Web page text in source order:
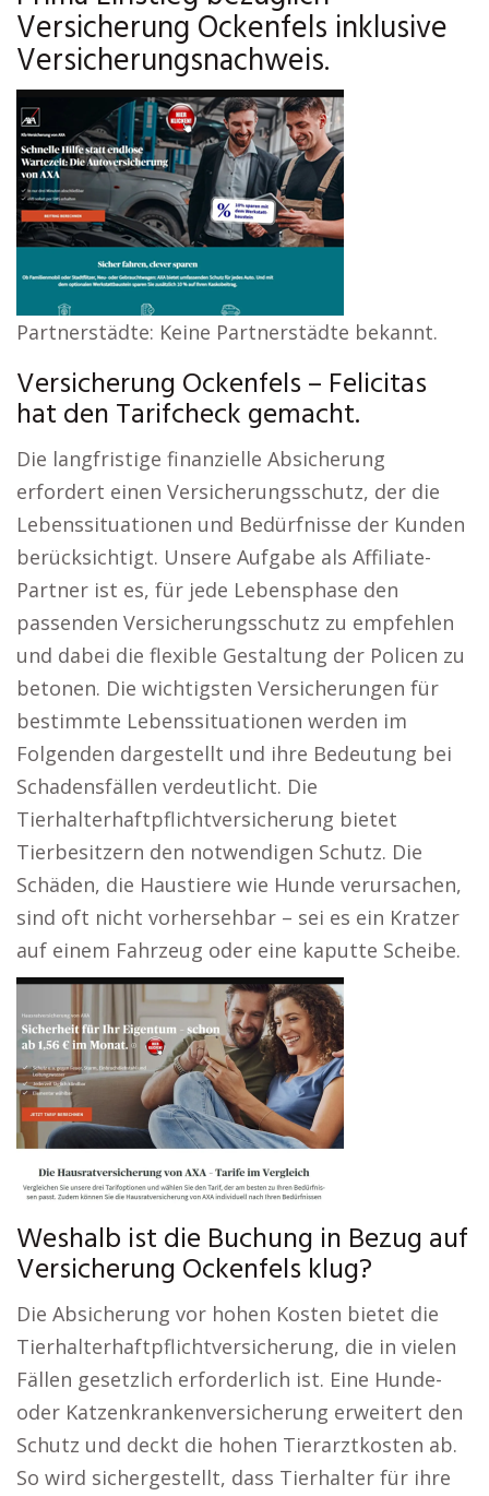
Versicherung Ockenfels inklusive
Versicherungsnachweis.
Partnerstädte: Keine Partnerstädte bekannt.
Versicherung Ockenfels – Felicitas
hat den Tarifcheck gemacht.
Die langfristige finanzielle Absicherung
erfordert einen Versicherungsschutz, der die
Lebenssituationen und Bedürfnisse der Kunden
berücksichtigt. Unsere Aufgabe als Affiliate-
Partner ist es, für jede Lebensphase den
passenden Versicherungsschutz zu empfehlen
und dabei die flexible Gestaltung der Policen zu
betonen. Die wichtigsten Versicherungen für
bestimmte Lebenssituationen werden im
Folgenden dargestellt und ihre Bedeutung bei
Schadensfällen verdeutlicht. Die
Tierhalterhaftpflichtversicherung bietet
Tierbesitzern den notwendigen Schutz. Die
Schäden, die Haustiere wie Hunde verursachen,
sind oft nicht vorhersehbar – sei es ein Kratzer
auf einem Fahrzeug oder eine kaputte Scheibe.
Weshalb ist die Buchung in Bezug auf
Versicherung Ockenfels klug?
Die Absicherung vor hohen Kosten bietet die
Tierhalterhaftpflichtversicherung, die in vielen
Fällen gesetzlich erforderlich ist. Eine Hunde-
oder Katzenkrankenversicherung erweitert den
Schutz und deckt die hohen Tierarztkosten ab.
So wird sichergestellt, dass Tierhalter für ihre